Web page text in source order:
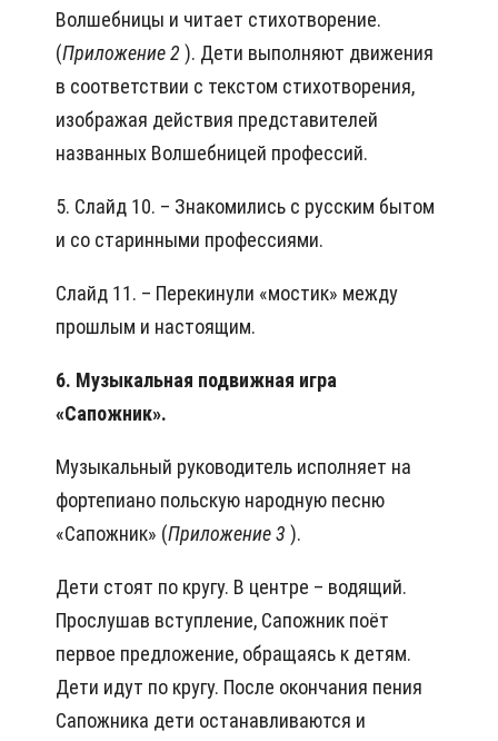
Волшебницы и читает стихотворение.
(Приложение 2 ). Дети выполняют движения
в соответствии с текстом стихотворения,
изображая действия представителей
названных Волшебницей профессий.
5. Слайд 10. – Знакомились с русским бытом
и со старинными профессиями.
Слайд 11. – Перекинули «мостик» между
прошлым и настоящим.
6. Музыкальная подвижная игра
«Сапожник».
Музыкальный руководитель исполняет на
фортепиано польскую народную песню
«Сапожник» (Приложение 3 ).
Дети стоят по кругу. В центре – водящий.
Прослушав вступление, Сапожник поёт
первое предложение, обращаясь к детям.
Дети идут по кругу. После окончания пения
Сапожника дети останавливаются и